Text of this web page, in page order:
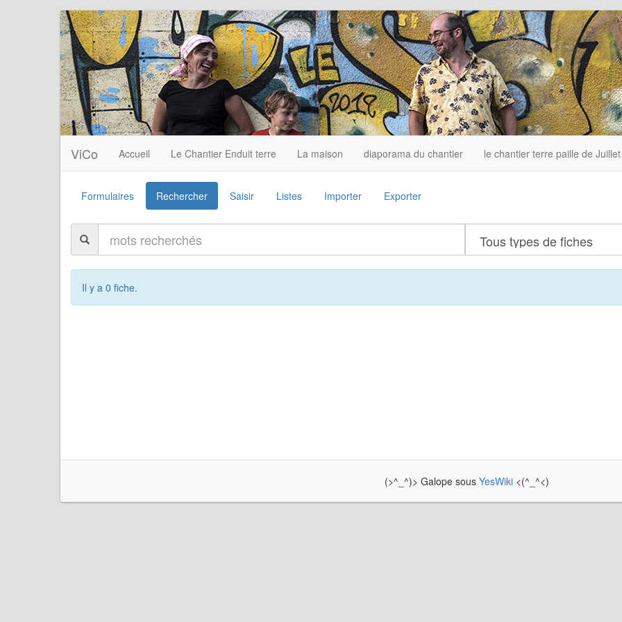
ViCo Accueil Le Chantier Enduit terre La maison diaporama du chantier le chantier terre paille de Juillet
Formulaires Rechercher Saisir Listes Importer Exporter
Il y a 0 fiche.
(>^_^)> Galope sous YesWiki<(^_^<)